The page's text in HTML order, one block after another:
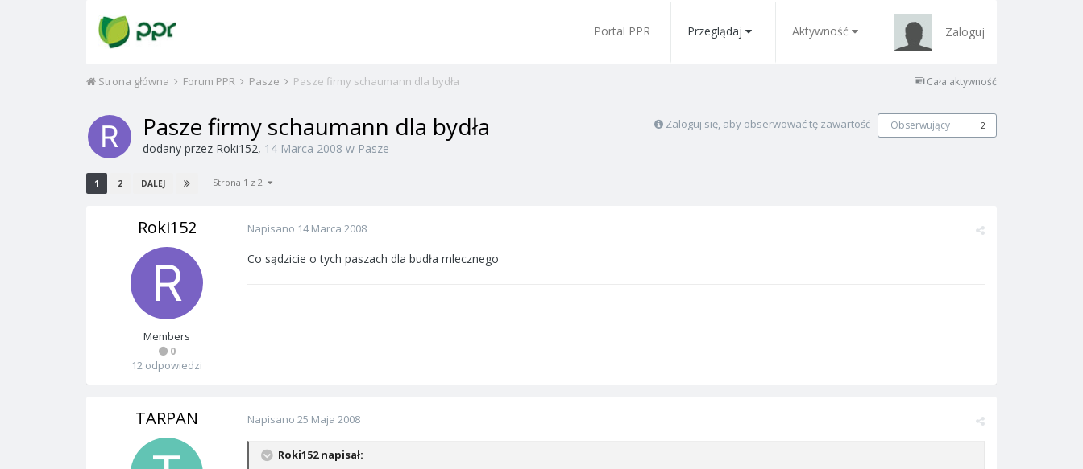
Portal PPR Przeglądaj Aktywność Zaloguj
Cała aktywność
Strona główna Forum PPR Pasze Pasze firmy schaumann dla bydła
Zaloguj się, aby obserwować tę zawartość Obserwujący 2
Pasze firmy schaumann dla bydła
dodany przez Roki152, 14 Marca 2008 w Pasze
1 2 DALEJ Strona 1 z 2
Roki152
Members
0
12 odpowiedzi
Napisano 14 Marca 2008
Co sądzicie o tych paszach dla budła mlecznego
TARPAN Napisano 25 Maja 2008
Roki152 napisał: